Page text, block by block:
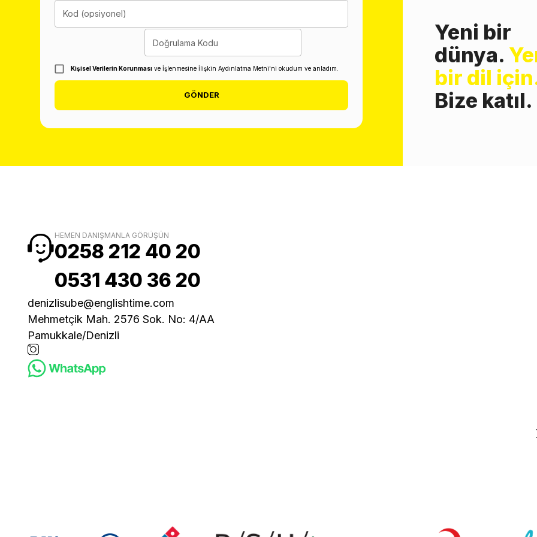
Kod (opsiyonel)
Doğrulama Kodu
Kişisel Verilerin Korunması ve İşlenmesine İlişkin Aydınlatma Metni'ni okudum ve anladım.
GÖNDER
Yeni bir
dünya.
bir dil
Bize katıl.
HEMEN DANIŞMANLA GÖRÜŞÜN
0258 212 40 20
0531 430 36 20
denizlisube@englishtime.com
Mehmetçik Mah. 2576 Sok. No: 4/AA
Pamukkale/Denizli